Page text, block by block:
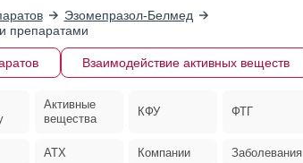
Эзомепразол-Белмед
препаратами
Взаимодействие активных веществ
Активные
вещества
КФУ ФТГ
АТХ Компании Заболевания